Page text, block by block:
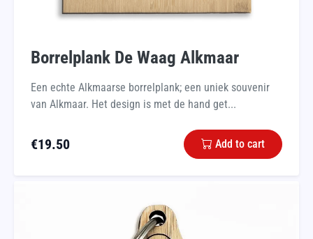
Borrelplank De Waag Alkmaar
Een echte Alkmaarse borrelplank; een uniek souvenir
van Alkmaar. Het design is met de hand get...
€19.50 Add to cart